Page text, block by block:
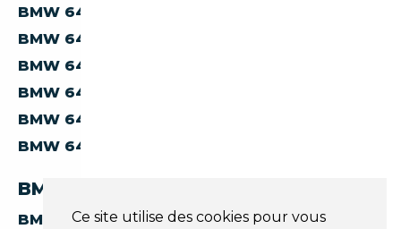
Ce site utilise des cookies pour vous
BMW 640
BMW 640
BMW 640
BMW 640
BMW 640
BMW 640
BMW 640 PAR TRANSMISSION
BMW 640AUTOMATIQUE